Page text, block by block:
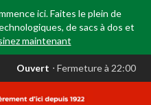
ici. Faites le plein de
de sacs à dos et
maintenant
votre
est
Ouvert ⋅ Fermeture à 22:00